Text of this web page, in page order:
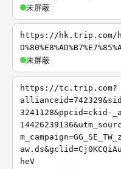
未屏蔽
https://hk.trip.com/
未屏蔽
https://tc.trip.com?
3241128&ppcid=ckid-
heV